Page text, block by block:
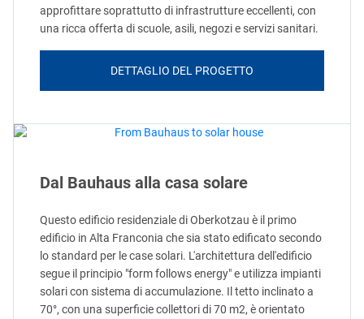
approfittare soprattutto di infrastrutture eccellenti, con
una ricca offerta di scuole, asili, negozi e servizi sanitari.
DETTAGLIO DEL PROGETTO
Dal Bauhaus alla casa solare
Questo edificio residenziale di Oberkotzau è il primo
edificio in Alta Franconia che sia stato edificato secondo
lo standard per le case solari. L'architettura dell'edificio
segue il principio "form follows energy" e utilizza impianti
solari con sistema di accumulazione. Il tetto inclinato a
70°, con una superficie collettori di 70 m2, è orientato